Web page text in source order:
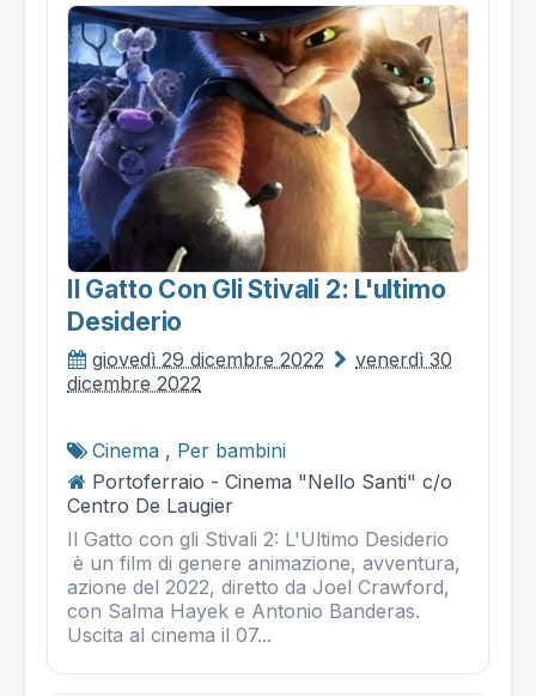
Il Gatto Con Gli Stivali 2: L'ultimo
Desiderio
giovedì 29 dicembre 2022
venerdì 30
dicembre 2022
Cinema , Per bambini
Portoferraio - Cinema "Nello Santi" c/o
Centro De Laugier
Il Gatto con gli Stivali 2: L'Ultimo Desiderio
è un film di genere animazione, avventura,
azione del 2022, diretto da Joel Crawford,
con Salma Hayek e Antonio Banderas.
Uscita al cinema il 07...